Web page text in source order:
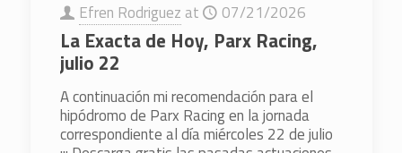
Efren Rodriguez at 07/21/2026
La Exacta de Hoy, Parx Racing,
julio 22
A continuación mi recomendación para el
hipódromo de Parx Racing en la jornada
correspondiente al día miércoles 22 de julio